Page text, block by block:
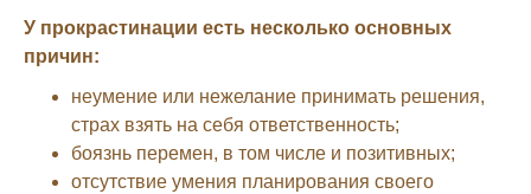
У прокрастинации есть несколько основных
причин:
неумение или нежелание принимать решения,
страх взять на себя ответственность;
боязнь перемен, в том числе и позитивных;
отсутствие умения планирования своего